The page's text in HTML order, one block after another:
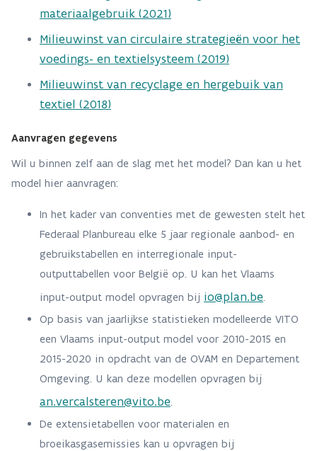
materiaalgebruik (2021)
​​​​​​Milieuwinst van circulaire strategieën voor het
voedings- en textielsysteem (2019)
Milieuwinst van recyclage en hergebuik van
textiel (2018)
Aanvragen gegevens
Wil u binnen zelf aan de slag met het model? Dan kan u het
model hier aanvragen:
In het kader van conventies met de gewesten stelt het
Federaal Planbureau elke 5 jaar regionale aanbod- en
gebruikstabellen en interregionale input-
outputtabellen voor België op. U kan het Vlaams
input-output model opvragen bij io@plan.be.
Op basis van jaarlijkse statistieken modelleerde VITO
een Vlaams input-output model voor 2010-2015 en
2015-2020 in opdracht van de OVAM en Departement
Omgeving. U kan deze modellen opvragen bij
an.vercalsteren@vito.be.
De extensietabellen voor materialen en
broeikasgasemissies kan u opvragen bij